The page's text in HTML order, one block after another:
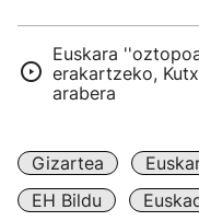
Euskara
erakartzeko,
arabera
Gizartea
EH Bildu